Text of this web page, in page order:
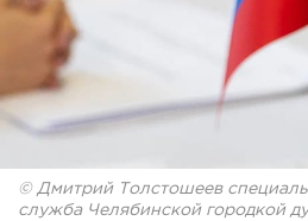
© Дмитрий Толстошеев
служба Челябинской городкой